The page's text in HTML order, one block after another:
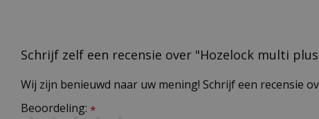
Schrijf zelf een recensie over "Hozelock multi
Wij zijn benieuwd naar uw mening! Schrijf een recensie
Beoordeling: *